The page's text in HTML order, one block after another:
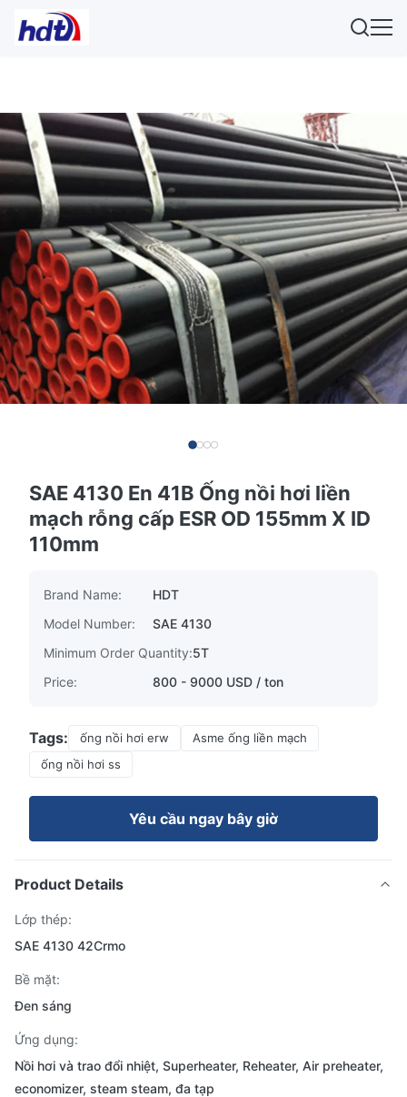
SAE 4130 En 41B Ống nồi hơi liền
mạch rỗng cấp ESR OD 155mm X ID
110mm
Brand Name:
HDT
Model Number:
SAE 4130
Minimum Order Quantity:5T
Price:
800 - 9000 USD / ton
Tags: ống nồi hơi erw
Asme ống liền mạch
ống nồi hơi ss
Yêu cầu ngay bây giờ
Product Details
Lớp thép:
SAE 4130 42Crmo
Bề mặt:
Đen sáng
Ứng dụng:
Nồi hơi và trao đổi nhiệt, Superheater, Reheater, Air preheater,
economizer, steam steam, đa tạp